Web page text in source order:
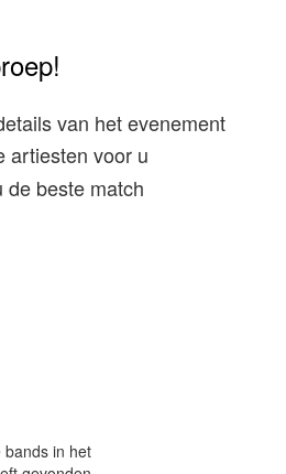
van het evenement
artiesten voor u
de beste match
bands in het